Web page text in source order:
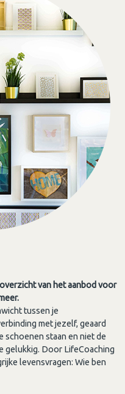
van het aanbod voor
tussen je
met jezelf, geaard
schoenen staan en niet de
gelukkig. Door LifeCoaching
levensvragen: Wie ben